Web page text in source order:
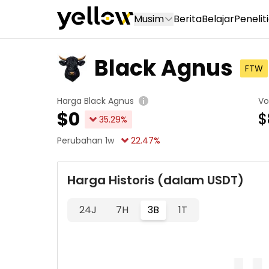
Musim BeritaBelajar
Black Agnus FTW
Harga Black Agnus
$0 35.29%
Perubahan 1w
22.47%
Harga Historis (dalam USDT)
24J 7H 3B 1T